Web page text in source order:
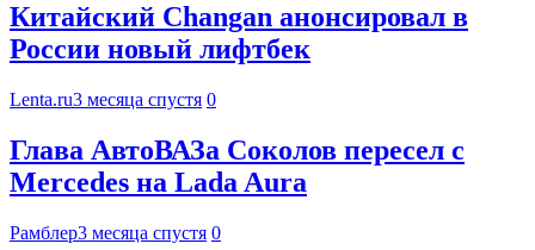
Китайский Changan анонсировал в
России новый лифтбек
Lenta.ru3 месяца спустя 0
Глава АвтоВАЗа Соколов пересел с
Mercedes на Lada Aura
Рамблер3 месяца спустя 0